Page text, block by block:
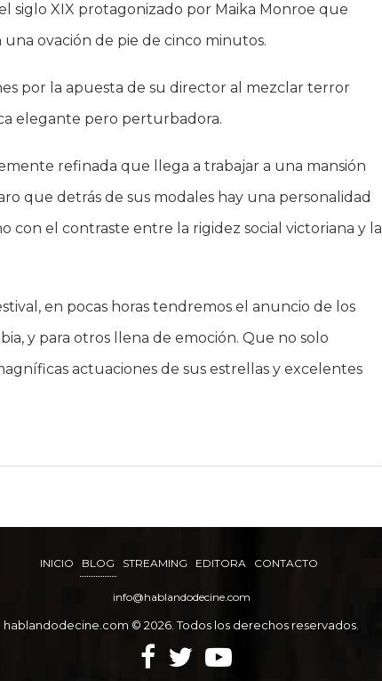
siglo XIX protagonizado por Maika Monroe que
ovación de pie de cinco minutos.
por la apuesta de su director al mezclar terror
elegante pero perturbadora.
refinada que llega a trabajar a una mansión
que detrás de sus modales hay una personalidad
el contraste entre la rigidez social victoriana y la
en pocas horas tendremos el anuncio de los
y para otros llena de emoción. Que no solo
actuaciones de sus estrellas y excelentes
INICIO BLOG STREAMING EDITORA CONTACTO
info@hablandodecine.com
hablandodecine.com © 2026. Todos los derechos reservados.